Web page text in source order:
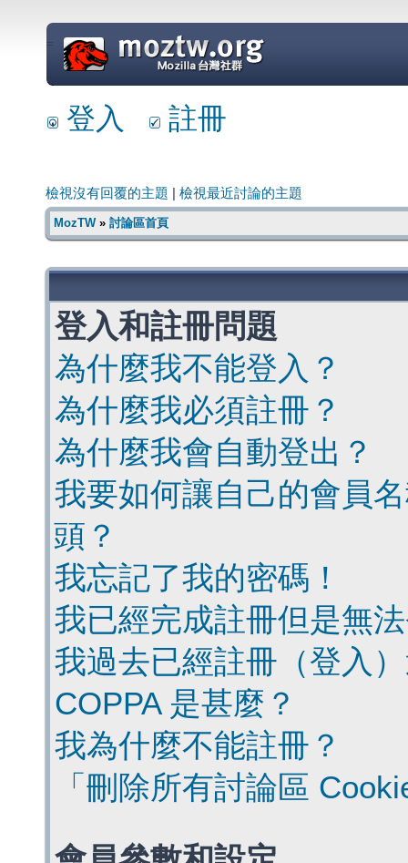
=
登入 註冊
檢視沒有回覆的主題 檢視最近討論的主題
MozTW» 討論區首頁
登入和註冊問題
為什麼我不能登入？
為什麼我必須註冊？
為什麼我會自動登出？
我要如何讓自己的會員
頭？
我忘記了我的密碼！
我已經完成註冊但是無
我過去已經註冊（登入
COPPA 是甚麼？
我為什麼不能註冊？
「刪除所有討論區